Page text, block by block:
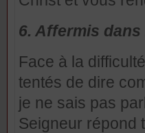
6. Affermis
Face à la
tentés de dire
je ne sais pas
Seigneur répond